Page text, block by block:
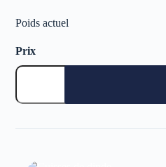
Poids actuel
Prix